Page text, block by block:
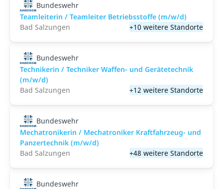
Bundeswehr
Teamleiterin / Teamleiter Betriebsstoffe (m/w/d)
Bad Salzungen
+10 weitere Standorte
Bundeswehr
Technikerin / Techniker Waffen- und Gerätetechnik
(m/w/d)
Bad Salzungen
+12 weitere Standorte
Bundeswehr
Mechatronikerin / Mechatroniker Kraftfahrzeug- und
Panzertechnik (m/w/d)
Bad Salzungen
+48 weitere Standorte
Bundeswehr